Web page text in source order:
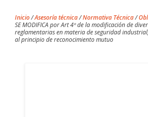
Inicio/Asesoría técnica/Normativa Técnica/
SE MODIFICA por Art 4º de la modificación de
reglamentarias en materia de seguridad
al principio de reconocimiento mutuo